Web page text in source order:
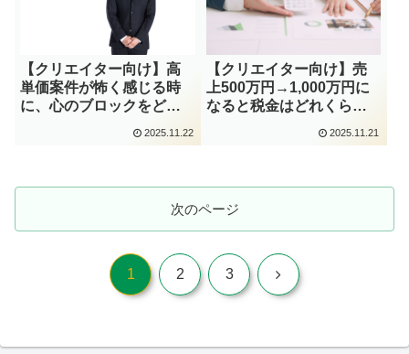
【クリエイター向け】高
単価案件が怖く感じる時
に、心のブロックをどう
2025.11.22
【クリエイター向け】売
上500万円→1,000万円に
なると税金はどれくらい
2025.11.21
次のページ
1 2 3 次